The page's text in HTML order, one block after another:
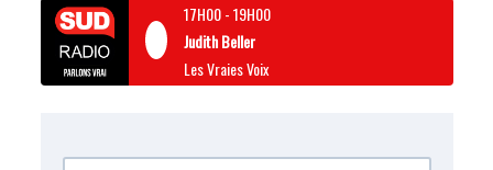
17H00-19H00
Judith Beller
Les Vraies Voix